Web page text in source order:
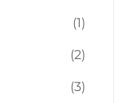
(1)
(2)
(3)